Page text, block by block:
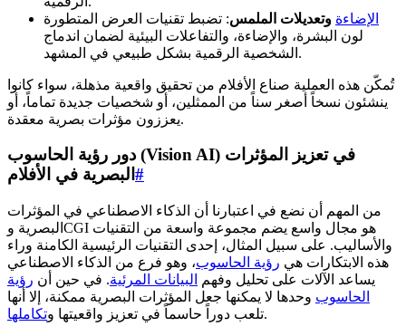
الإضاءة وتعديلات الملمس: تضبط تقنيات العرض المتطورة
لون البشرة، والإضاءة، والتفاعلات البيئية لضمان اندماج
الشخصية الرقمية بشكل طبيعي في المشهد.
تُمكّن هذه العملية صناع الأفلام من تحقيق واقعية مذهلة، سواء كانوا
ينشئون نسخاً أصغر سناً من الممثلين، أو شخصيات جديدة تماماً، أو
يعززون مؤثرات بصرية معقدة.
دور رؤية الحاسوب (Vision AI) في تعزيز المؤثرات
البصرية في الأفلام #
من المهم أن نضع في اعتبارنا أن الذكاء الاصطناعي في المؤثرات
البصرية وCGI هو مجال واسع يضم مجموعة واسعة من التقنيات
والأساليب. على سبيل المثال، إحدى التقنيات الرئيسية الكامنة وراء
هذه الابتكارات هي رؤية الحاسوب، وهو فرع من الذكاء الاصطناعي
يساعد الآلات على تحليل وفهم
البيانات المرئية. في حين أن رؤية
الحاسوب وحدها لا يمكنها جعل المؤثرات البصرية ممكنة، إلا أنها
تلعب دوراً حاسماً في تعزيز واقعيتها وتكاملها .